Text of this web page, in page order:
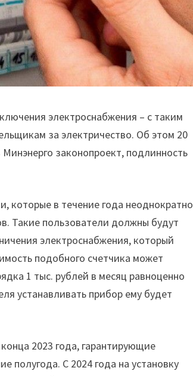
электроснабжения – с таким
за электричество. Об этом 20
законопроект, подлинность
которые в течение года неоднократно
Такие пользователи должны будут
электроснабжения, который
подобного счетчика может
1 тыс. рублей в месяц равноценно
устанавливать прибор ему будет
2023 года, гарантирующие
полугода. С 2024 года на установку